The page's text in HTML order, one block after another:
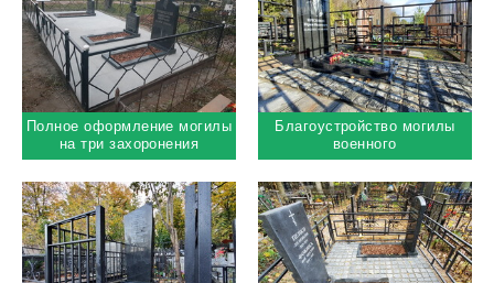
Полное оформление могилы
на три захоронения
Благоустройство могилы
военного